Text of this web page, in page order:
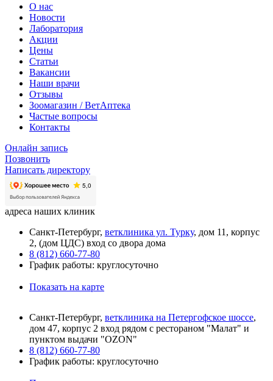
О нас
Новости
Лаборатория
Акции
Цены
Статьи
Вакансии
Наши врачи
Отзывы
Зоомагазин / ВетАптека
Частые вопросы
Контакты
Онлайн запись
Позвонить
Написать директору
адреса наших клиник
Санкт-Петербург, ветклиника ул. Турку, дом 11, корпус
2, (дом ЦДС) вход со двора дома
8 (812) 660-77-80
График работы: круглосуточно
Показать на карте
Санкт-Петербург, ветклиника на Петергофское шоссе,
дом 47, корпус 2 вход рядом с рестораном "Малат" и
пунктом выдачи "OZON"
8 (812) 660-77-80
График работы: круглосуточно